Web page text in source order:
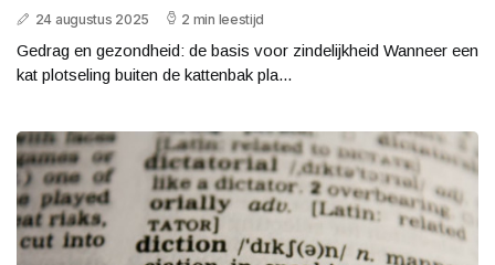
24 augustus 2025 2 min leestijd
Gedrag en gezondheid: de basis voor zindelijkheid Wanneer een
kat plotseling buiten de kattenbak pla...